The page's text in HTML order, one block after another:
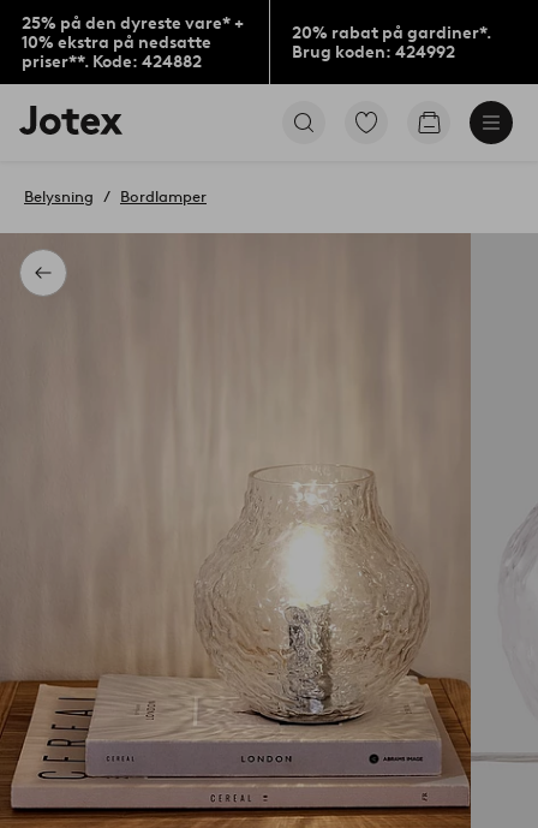
25% på den dyreste vare* +
10% ekstra på nedsatte
priser**. Kode: 424882
20% rabat på gardiner*.
Brug koden: 424992
Jotex
logo
til
Gå
Gå
Tilbage
Belysning Bordlamper